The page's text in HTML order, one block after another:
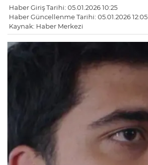
Haber Giriş Tarihi: 05.01.2026 10:25
Haber Güncellenme Tarihi: 05.01.2026 12:05
Kaynak: Haber Merkezi